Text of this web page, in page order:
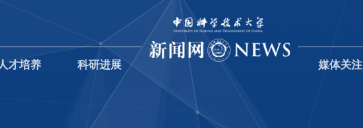
人才培养 科研进展 媒体关注